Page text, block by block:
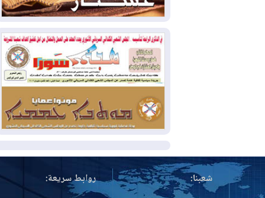
2026-08-03
أوامر بإجلاء 60 ألف شخص
بسبب الحرائق في ولاية واشنطن
2026-08-02
مشروع "حسابي" يُمهل
الموظفين حتى نهاية أغسطس لاستلام
بطاقاتهم المصرفية
2026-08-02دمشق وعمّان تحذران بغداد:
أي هجوم من أراضي العراق سيواجه برد
المزيد
شعبنا: روابط سريعة: